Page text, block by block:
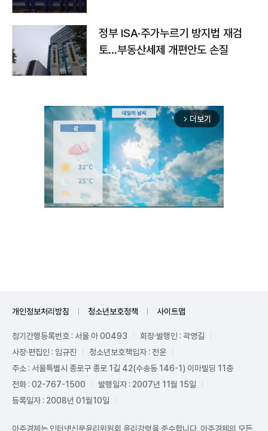
정부 ISA·주가누르기 방지법 재검
토…부동산세제 개편안도 손질
arrow_forward_ios 더보기
개인정보처리방침 청소년보호정책 사이트맵
정기간행등록번호 : 서울 아 00493
회장·발행인 : 곽영길
사장·편집인 : 임규진
청소년보호책임자 : 전운
주소 : 서울특별시 종로구 종로 1길 42(수송동 146-1) 이마빌딩 11층
전화 : 02-767-1500
발행일자 : 2007년 11월 15일
등록일자 : 2008년 01월10일
아주경제는 인터넷신문윤리위원회 윤리강령을 준수합니다. 아주경제의 모든